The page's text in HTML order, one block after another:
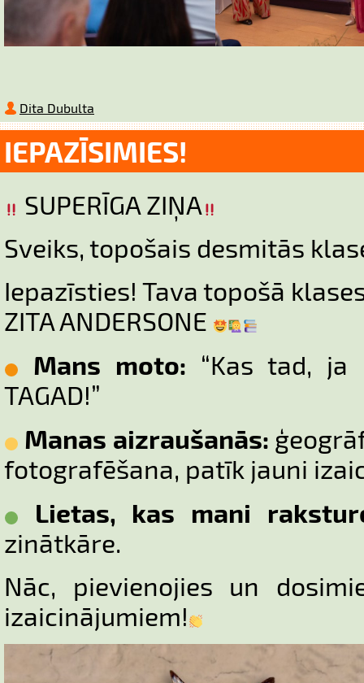
Dita Dubulta
IEPAZĪSIMIES!
SUPERĪGA ZIŅA
Sveiks, topošais desmitās
Iepazīsties! Tava topošā
ZITA ANDERSONE
Mans moto: “Kas tad, ja
TAGAD!”
Manas aizraušanās:
fotografēšana, patīk jauni
Lietas, kas mani
zinātkāre.
Nāc, pievienojies un
izaicinājumiem!